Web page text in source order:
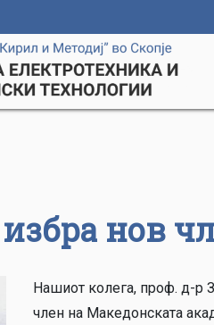
нов
Нашиот колега, проф. д-р
член на Македонската